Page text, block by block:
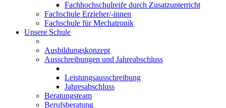
Fachhochschulreife durch Zusatzunterricht
Fachschule Erzieher/-innen
Fachschule für Mechatronik
Unsere Schule
Ausbildungskonzept
Ausschreibungen und Jahreabschluss
Leistungsausschreibung
Jahresabschluss
Beratungsteam
Berufsberatung